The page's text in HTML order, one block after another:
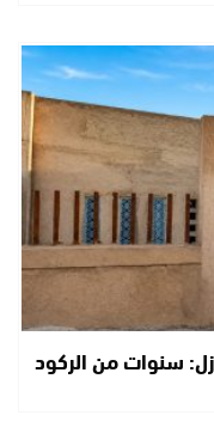
سنوات من الركود